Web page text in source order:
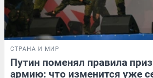
СТРАНА И МИР
Путин поменял правила
армию: что изменится уже